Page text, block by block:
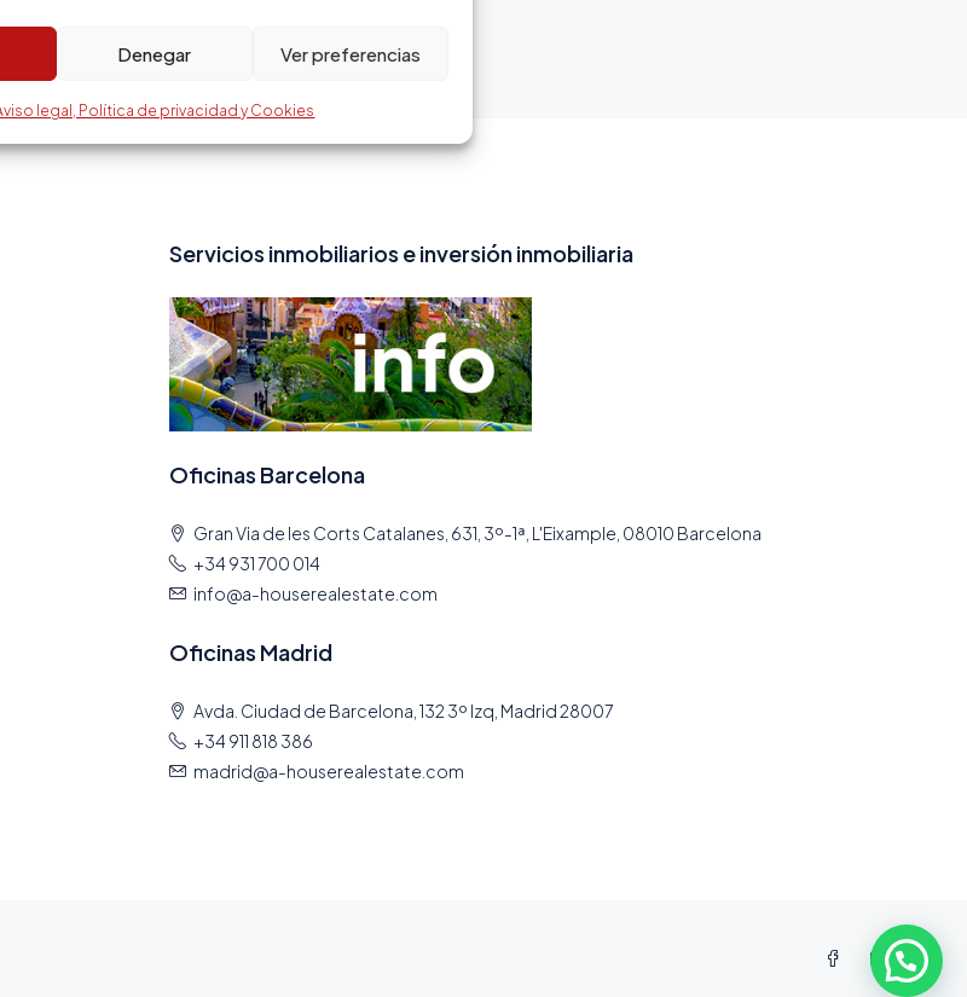
Denegar Ver preferencias
legal, Política de privacidad y Cookies
Servicios inmobiliarios e inversión inmobiliaria
Oficinas Barcelona
Gran Via de les Corts Catalanes, 631, 3º-1ª, L'Eixample, 08010 Barcelona
+34 931 700 014
info@a-houserealestate.com
Oficinas Madrid
Avda. Ciudad de Barcelona, 132 3º Izq, Madrid 28007
+34 911 818 386
madrid@a-houserealestate.com